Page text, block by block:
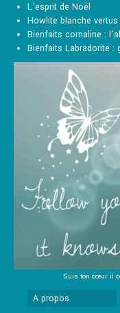
L’esprit de Noël
Howlite blanche vertus
Bienfaits cornaline :
Bienfaits Labradorite :
Suis ton cœur il
A propos